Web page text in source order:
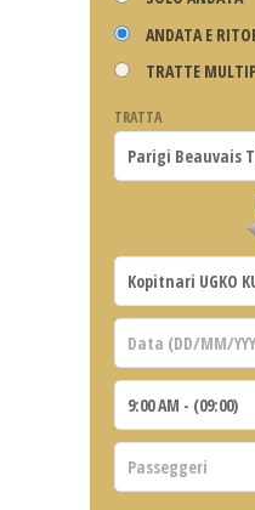
ANDATA E
TRATTE
TRATTA